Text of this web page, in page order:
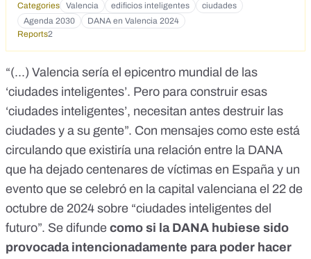
Categories
Valencia edificios inteligentes
ciudades
Agenda 2030
DANA en Valencia 2024
Reports2
“(...) Valencia sería el epicentro mundial de las
‘ciudades inteligentes’. Pero para construir esas
‘ciudades inteligentes’, necesitan antes destruir las
ciudades y a su gente”. Con mensajes como este está
circulando que existiría una relación entre la DANA
que ha dejado centenares de víctimas en España y un
evento que se celebró en la capital valenciana el 22 de
octubre de 2024 sobre “ciudades inteligentes del
futuro”. Se difunde como si la DANA hubiese sido
provocada intencionadamente para poder hacer